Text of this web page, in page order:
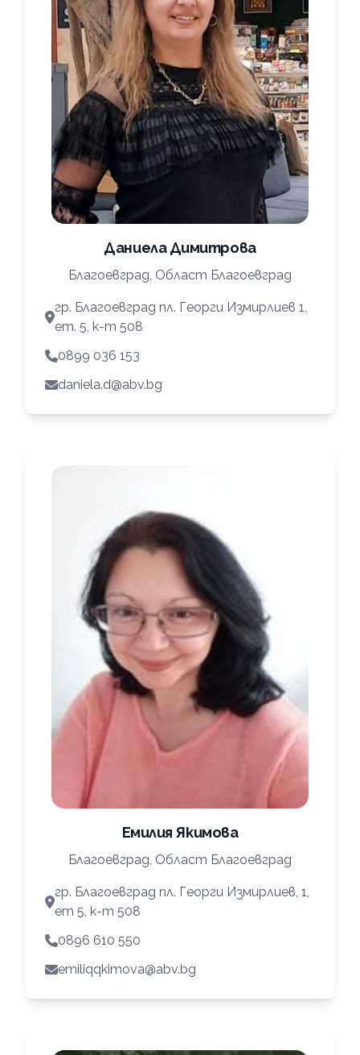
Даниела Димитрова
Благоевград, Област Благоевград
гр. Благоевград пл. Георги Измирлиев 1,
ет. 5, к-т 508
0899 036 153
daniela.d@abv.bg
Емилия Якимова
Благоевград, Област Благоевград
гр. Благоевград пл. Георги Измирлиев, 1,
ет 5, к-т 508
0896 610 550
emiliqqkimova@abv.bg